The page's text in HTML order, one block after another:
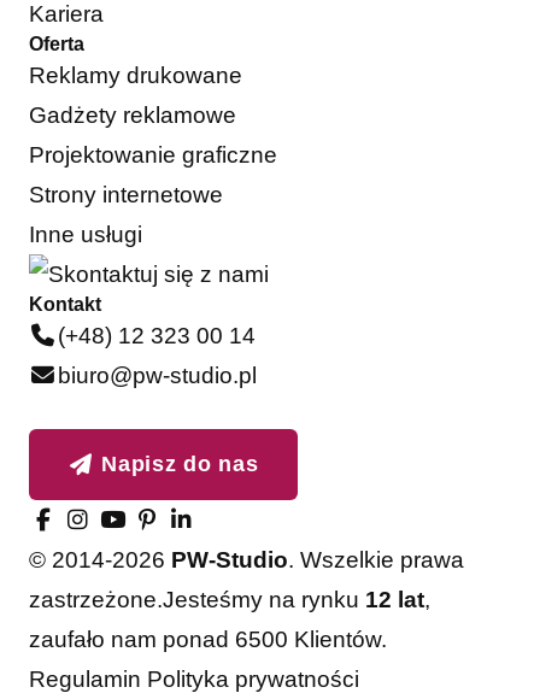
Kariera
Oferta
Reklamy drukowane
Gadżety reklamowe
Projektowanie graficzne
Strony internetowe
Inne usługi
Kontakt
(+48) 12 323 00 14
biuro@pw-studio.pl
Napisz do nas
© 2014-2026 PW-Studio. Wszelkie prawa
zastrzeżone.Jesteśmy na rynku 12 lat,
zaufało nam ponad 6500 Klientów.
Regulamin Polityka prywatności
Akceptuję Odrzucam